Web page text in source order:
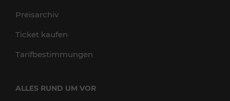
Preisarchiv
Ticket kaufen
Tarifbestimmungen
ALLES RUND UM VOR